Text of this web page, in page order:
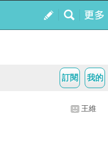
我的
訂閱
王維